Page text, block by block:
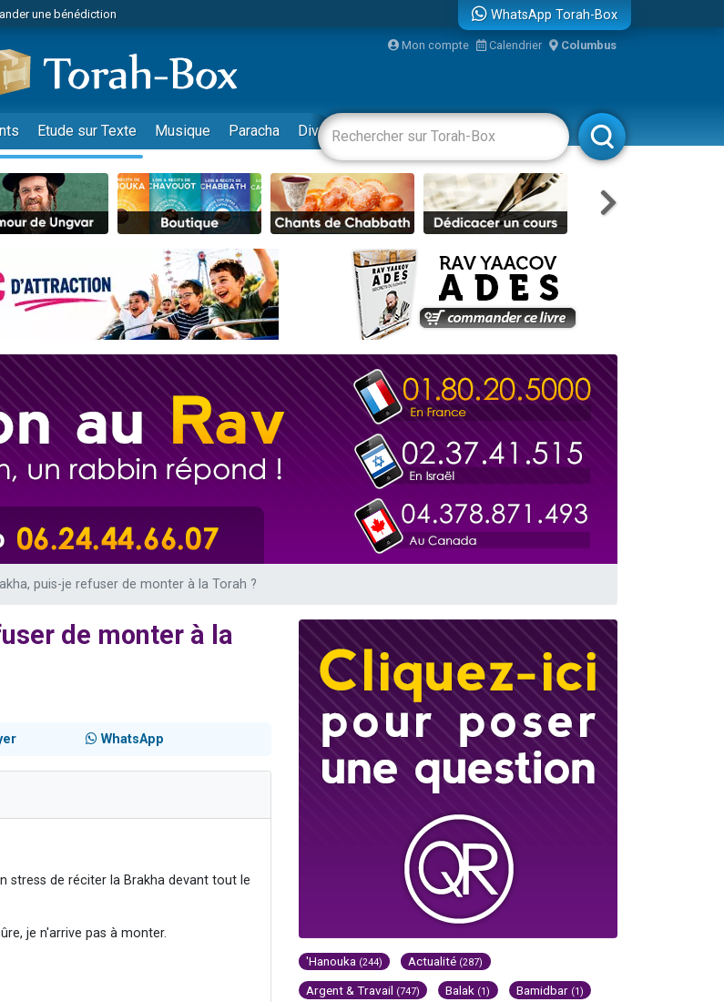
une bénédiction
un don pour Diane, 80 ans, dans un appartement insalubre
sur WhatsApp
un don pour Reloger Rivka, 6 enfants, victime de violences...
un don pour 1 Journée de Vacances Pour les Enfants
une bénédiction
sur WhatsApp
sur WhatsApp
sur WhatsApp
un don pour 5 jours de vacances aux Orphelins
sur WhatsApp
une bénédiction
un don pour Sauvez la jambe de Yohan
Torah-Box Music
WhatsApp Torah-Box
Mon compte Calendrier Columbus
Etude sur Texte Musique Paracha Divertissements Livres Rabbanim
puis-je refuser de monter à la Torah ?
de monter à la
WhatsApp
stress de réciter la Brakha devant tout le
je n'arrive pas à monter.
'Hanouka (244) Actualité (287)
Argent & Travail (747) Balak (1) Bamidbar (1)